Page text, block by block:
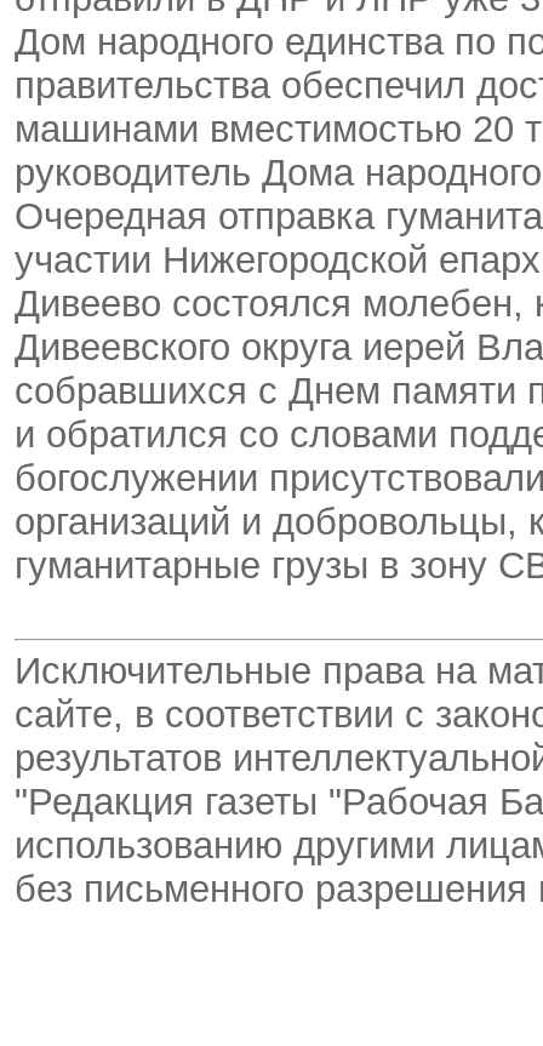
Дом народного единства по
правительства обеспечил
машинами вместимостью 20
руководитель Дома
Очередная отправка
участии Нижегородской
Дивеево состоялся
Дивеевского округа иерей
собравшихся с Днем памяти
и обратился со словами
богослужении
организаций и добровольцы,
гуманитарные грузы в зону
Исключительные права на
сайте, в соответствии с
результатов
"Редакция газеты "Рабочая
использованию другими
без письменного разрешения